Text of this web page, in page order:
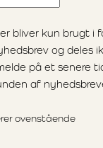
bliver kun brugt i
og deles
på et senere
af
ovenstående